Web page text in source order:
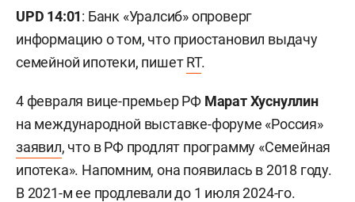
UPD 14:01: Банк «Уралсиб» опроверг
информацию о том, что приостановил выдачу
семейной ипотеки, пишетRT.
4 февраля вице-премьер РФ Марат Хуснуллин
на международной выставке-форуме «Россия»
заявил, что в РФ продлят программу «Семейная
ипотека». Напомним, она появилась в 2018 году.
В 2021-м ее продлевали до 1 июля 2024-го.